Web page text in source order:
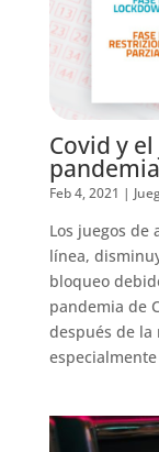
Covid y
Feb 4, 2021 |
Los juegos de
línea,
bloqueo
pandemia de
después de la